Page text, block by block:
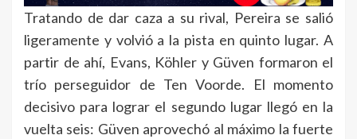
Tratando de dar caza a su rival, Pereira se salió
ligeramente y volvió a la pista en quinto lugar. A
partir de ahí, Evans, Köhler y Güven formaron el
trío perseguidor de Ten Voorde. El momento
decisivo para lograr el segundo lugar llegó en la
vuelta seis: Güven aprovechó al máximo la fuerte